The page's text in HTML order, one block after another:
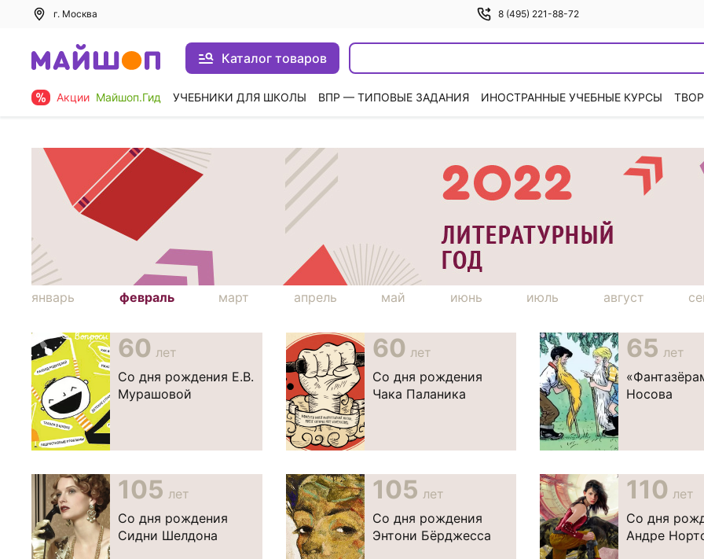
г. Москва 8 (495) 221-88-72
Каталог товаров
Акции Майшоп.Гид УЧЕБНИКИ ДЛЯ ШКОЛЫ ВПР — ТИПОВЫЕ ЗАДАНИЯ ИНОСТРАННЫЕ УЧЕБНЫЕ КУРСЫ
январь февраль март апрель май июнь июль август
60 лет
Со дня рождения Е.В.
Мурашовой
60 лет
Со дня рождения
Чака Паланика
65 лет
Носова
105 лет
Со дня рождения
Сидни Шелдона
105 лет
Со дня рождения
Энтони Бёрджесса
110 лет
Со дня
Андре